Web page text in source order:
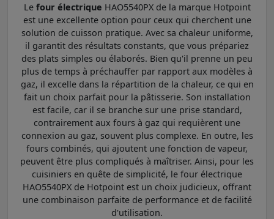
Le four électrique HAO5540PX de la marque Hotpoint
est une excellente option pour ceux qui cherchent une
solution de cuisson pratique. Avec sa chaleur uniforme,
il garantit des résultats constants, que vous prépariez
des plats simples ou élaborés. Bien qu'il prenne un peu
plus de temps à préchauffer par rapport aux modèles à
gaz, il excelle dans la répartition de la chaleur, ce qui en
fait un choix parfait pour la pâtisserie. Son installation
est facile, car il se branche sur une prise standard,
contrairement aux fours à gaz qui requièrent une
connexion au gaz, souvent plus complexe. En outre, les
fours combinés, qui ajoutent une fonction de vapeur,
peuvent être plus compliqués à maîtriser. Ainsi, pour les
cuisiniers en quête de simplicité, le four électrique
HAO5540PX de Hotpoint est un choix judicieux, offrant
une combinaison parfaite de performance et de facilité
d'utilisation.